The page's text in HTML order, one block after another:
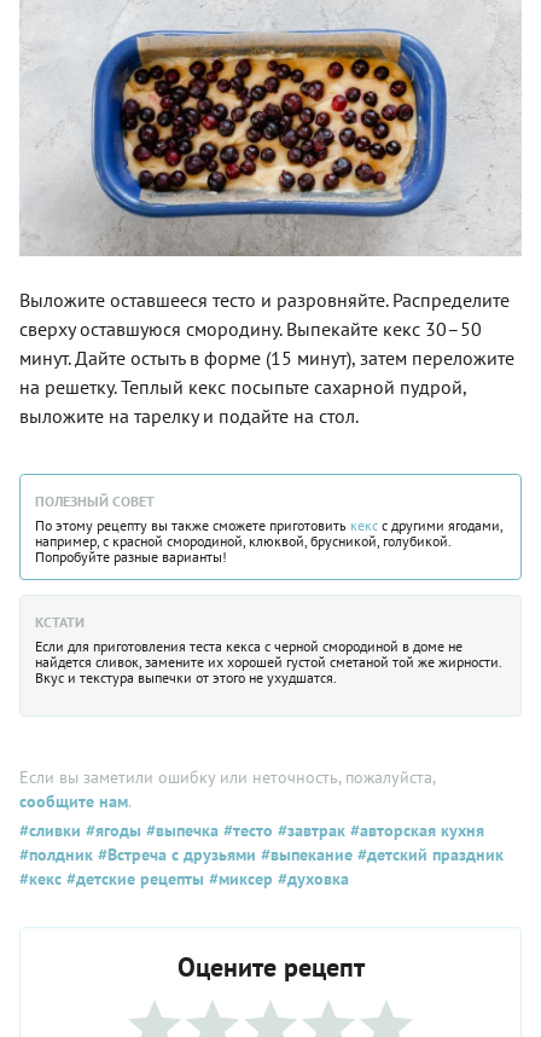
Выложите оставшееся тесто и разровняйте. Распределите
сверху оставшуюся смородину. Выпекайте кекс 30–50
минут. Дайте остыть в форме (15 минут), затем переложите
на решетку. Теплый кекс посыпьте сахарной пудрой,
выложите на тарелку и подайте на стол.
ПОЛЕЗНЫЙ СОВЕТ
По этому рецепту вы также сможете приготовить кекс с другими ягодами,
например, с красной смородиной, клюквой, брусникой, голубикой.
Попробуйте разные варианты!
КСТАТИ
Если для приготовления теста кекса с черной смородиной в доме не
найдется сливок, замените их хорошей густой сметаной той же жирности.
Вкус и текстура выпечки от этого не ухудшатся.
Если вы заметили ошибку или неточность, пожалуйста,
сообщите нам.
#сливки #ягоды #выпечка #тесто #завтрак #авторская кухня
#полдник #Встреча с друзьями #выпекание #детский праздник
#кекс #детские рецепты #миксер #духовка
Оцените рецепт